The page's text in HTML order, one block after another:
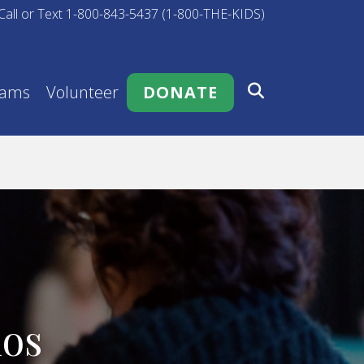
or Text 1-800-843-5437 (1-800-THE-KIDS)
Volunteer DONATE